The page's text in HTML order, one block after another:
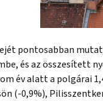
pontosabban
és az összesített
év alatt a polgárai
(-0,9%),